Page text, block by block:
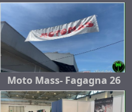
Moto Mass- Fagagna 26